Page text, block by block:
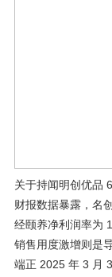
关于持闻明创优品
财报数据暴露，名
经颐养净利润率为
销售用度激增则是
端正 2025 年 3 月